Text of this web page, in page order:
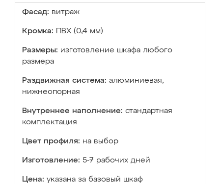
Фасад: витраж
Кромка: ПВХ (0,4 мм)
Размеры: изготовление шкафа любого
размера
Раздвижная система: алюминиевая,
нижнеопорная
Внутреннее наполнение: стандартная
комплектация
Цвет профиля: на выбор
Изготовление: 5-7 рабочих дней
Цена: указана за базовый шкаф